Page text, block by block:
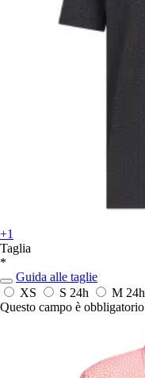
+1
Taglia
*
Guida alle taglie
XS
S 24h M 24h
Questo campo è obbligatorio